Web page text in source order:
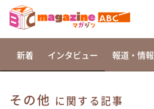
新着 インタビュー 報道・情報
その他 に関する記事